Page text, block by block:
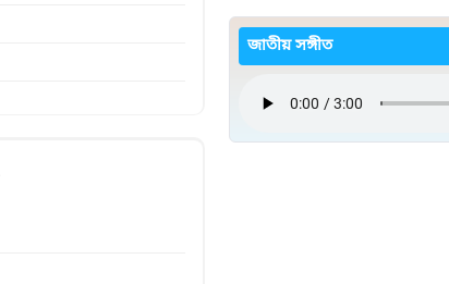
জাতীয় সঙ্গীত